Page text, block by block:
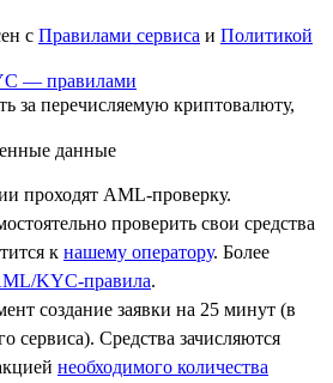
с Правилами сервиса и Политикой
— правилами
за перечисляемую криптовалюту,
данные
проходят AML-проверку.
проверить свои средства
к нашему оператору. Более
KYC-правила.
создание заявки на 25 минут (в
сервиса). Средства зачисляются
необходимого количества